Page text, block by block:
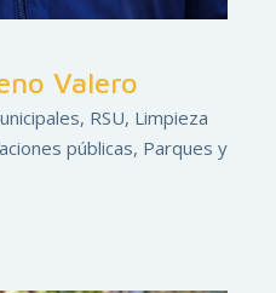
Valero
RSU, Limpieza
públicas, Parques y